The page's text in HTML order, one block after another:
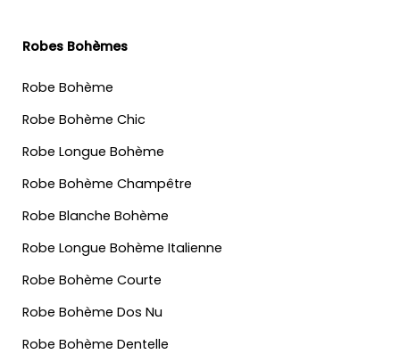
Robes Bohèmes
Robe Bohème
Robe Bohème Chic
Robe Longue Bohème
Robe Bohème Champêtre
Robe Blanche Bohème
Robe Longue Bohème Italienne
Robe Bohème Courte
Robe Bohème Dos Nu
Robe Bohème Dentelle